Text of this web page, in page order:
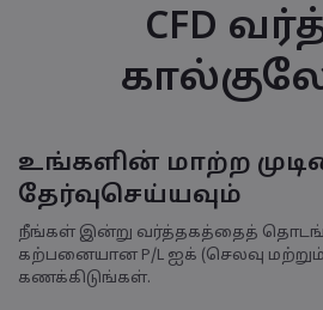
CFD
உங்களின் மாற்ற
தேர்வுசெய்யவும்
நீங்கள் இன்று வர்த்தகத்தைத்
கற்பனையான P/L ஐக் (செலவு
கணக்கிடுங்கள்.